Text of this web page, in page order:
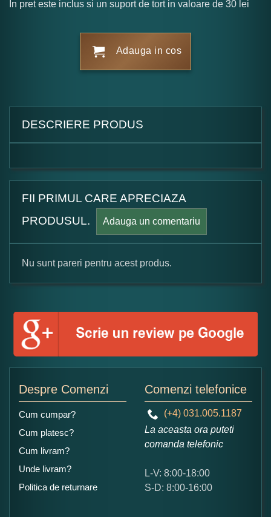
In pret este inclus si un suport de tort in valoare de 30 lei
Adauga in cos
DESCRIERE PRODUS
FII PRIMUL CARE APRECIAZA
PRODUSUL.
Adauga un comentariu
Formular pareri client
Numele dumneavoastra:
Ce nota acordati acestui produs?
5
Nu sunt pareri pentru acest produs.
Despre Comenzi
Cum cumpar?
Cum platesc?
Cum livram?
Unde livram?
Politica de returnare
Comenzi telefonice
(+4) 031.005.1187
La aceasta ora puteti
comanda telefonic
L-V: 8:00-18:00
S-D: 8:00-16:00